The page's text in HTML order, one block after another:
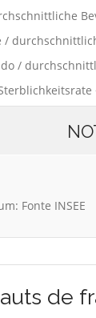
/
Fonte INSEE
de